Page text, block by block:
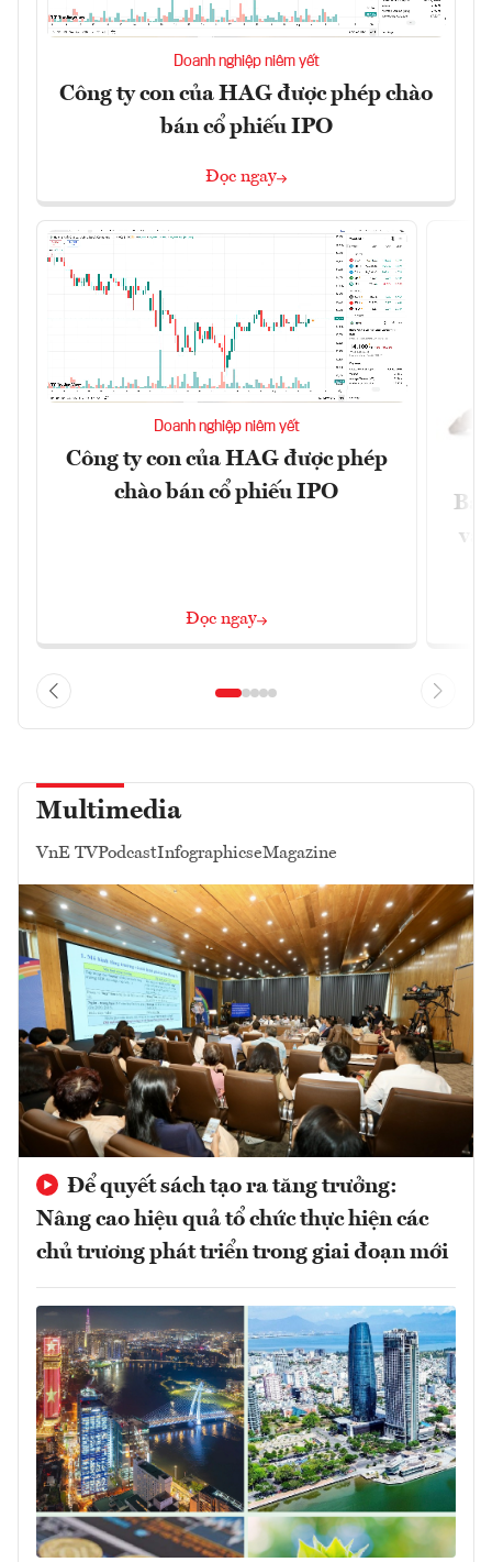
Doanh nghiệp niêm yết
Công ty con của HAG được phép chào
bán cổ phiếu IPO
Đọc ngay
Doanh nghiệp niêm yết
Công ty con của HAG được phép
chào bán cổ phiếu IPO
Đọc ngay
và
Multimedia
VnE TVPodcastInfographicseMagazine
Để quyết sách tạo ra tăng trưởng:
Nâng cao hiệu quả tổ chức thực hiện các
chủ trương phát triển trong giai đoạn mới